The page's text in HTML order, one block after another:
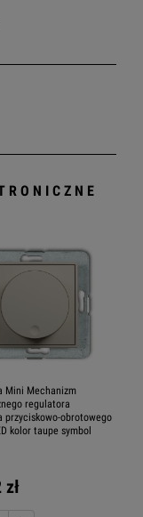
Mini Mechanizm
regulatora
przyciskowo-obrotowego
kolor taupe symbol